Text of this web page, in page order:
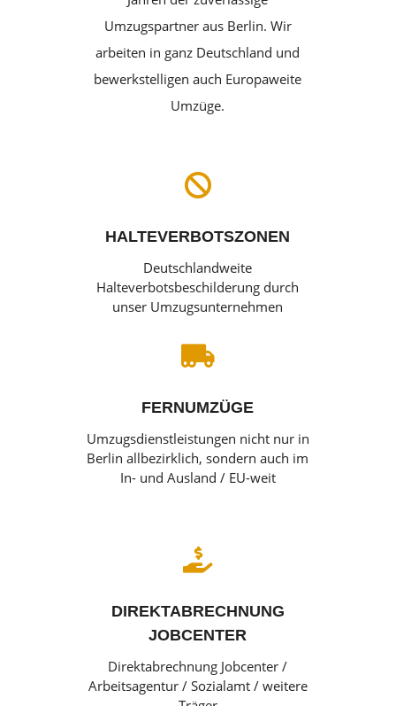
Umzugspartner aus Berlin. Wir
arbeiten in ganz Deutschland und
bewerkstelligen auch Europaweite
Umzüge.

HALTEVERBOTSZONEN
Deutschlandweite
Halteverbotsbeschilderung durch
unser Umzugsunternehmen

FERNUMZÜGE
Umzugsdienstleistungen nicht nur in
Berlin allbezirklich, sondern auch im
In- und Ausland / EU-weit

DIREKTABRECHNUNG
JOBCENTER
Direktabrechnung Jobcenter /
Arbeitsagentur / Sozialamt / weitere